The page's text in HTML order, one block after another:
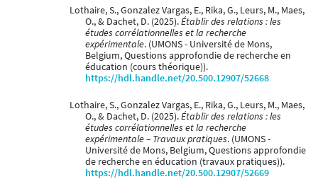
Lothaire, S., Gonzalez Vargas, E., Rika, G., Leurs, M., Maes,
O., & Dachet, D. (2025).Établir des relations : les
études corrélationnelles et la recherche
expérimentale. (UMONS - Université de Mons,
Belgium, Questions approfondie de recherche en
éducation (cours théorique)).
https://hdl.handle.net/20.500.12907/52668
Lothaire, S., Gonzalez Vargas, E., Rika, G., Leurs, M., Maes,
O., & Dachet, D. (2025).Établir des relations : les
études corrélationnelles et la recherche
expérimentale – Travaux pratiques. (UMONS -
Université de Mons, Belgium, Questions approfondie
de recherche en éducation (travaux pratiques)).
https://hdl.handle.net/20.500.12907/52669